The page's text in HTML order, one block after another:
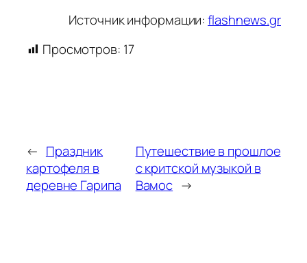
Источник информации:flashnews.gr
Просмотров: 17
← Праздник
картофеля в
деревне Гарипа
Путешествие в прошлое
с критской музыкой в
Вамос →